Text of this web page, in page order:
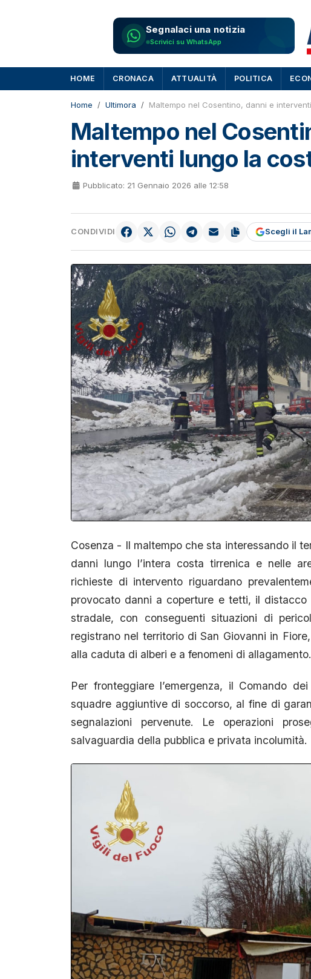
Segnalaci una notizia
Scrivici su WhatsApp
HOME CRONACA ATTUALITÀ POLITICA
Home Ultimora Maltempo nel Cosentino, danni e
Maltempo nel
interventi lungo la
Pubblicato: 21 Gennaio 2026 alle 12:58
CONDIVIDI Scegli il
Cosenza - Il maltempo che sta interessando il
danni lungo l’intera costa tirrenica e nelle
richieste di intervento riguardano
provocato danni a coperture e tetti, il
stradale, con conseguenti situazioni di
registrano nel territorio di San Giovanni in
alla caduta di alberi e a fenomeni di allagamento.
Per fronteggiare l’emergenza, il Comando
squadre aggiuntive di soccorso, al fine di
segnalazioni pervenute. Le operazioni
salvaguardia della pubblica e privata incolumità.